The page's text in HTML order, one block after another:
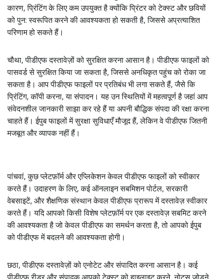
कारण, प्रिंटिंग के लिए कम उपयुक्त है क्योंकि प्रिंटर को टेक्स्ट और छवियों
को पुन: स्वरूपित करने की आवश्यकता हो सकती है, जिससे अप्रत्याशित
परिणाम हो सकते हैं।
चौथा, पीडीएफ दस्तावेज़ों को सुरक्षित करना आसान है। पीडीएफ फाइलों को
पासवर्ड से सुरक्षित किया जा सकता है, जिससे अनधिकृत पहुंच को रोका जा
सकता है। आप पीडीएफ फाइलों पर प्रतिबंध भी लगा सकते हैं, जैसे कि
प्रिंटिंग, कॉपी करना, या संपादन। यह उन स्थितियों में महत्वपूर्ण है जहां आप
संवेदनशील जानकारी साझा कर रहे हैं या अपनी बौद्धिक संपदा की रक्षा करना
चाहते हैं। ईपुब फाइलों में सुरक्षा सुविधाएँ मौजूद हैं, लेकिन वे पीडीएफ जितनी
मजबूत और व्यापक नहीं हैं।
पांचवां, कुछ प्लेटफ़ॉर्म और एप्लिकेशन केवल पीडीएफ फाइलों को स्वीकार
करते हैं। उदाहरण के लिए, कई ऑनलाइन सबमिशन पोर्टल, सरकारी
वेबसाइटें, और शैक्षणिक संस्थान केवल पीडीएफ प्रारूप में दस्तावेज़ स्वीकार
करते हैं। यदि आपको किसी विशेष प्लेटफ़ॉर्म पर एक दस्तावेज़ सबमिट करने
की आवश्यकता है जो केवल पीडीएफ का समर्थन करता है, तो आपको ईपुब
को पीडीएफ में बदलने की आवश्यकता होगी।
छठा, पीडीएफ दस्तावेज़ों को एनोटेट और संपादित करना आसान है। कई